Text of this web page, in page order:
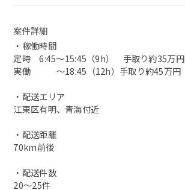
案件詳細
・稼働時間
定時 6:45～15:45（9h） 手取り約35万円
実働 ～18:45（12h）手取り約45万円
・配送エリア
江東区有明、青海付近
・配送距離
70km前後
・配送件数
20～25件